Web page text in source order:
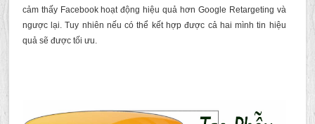
cảm thấy Facebook hoạt động hiệu quả hơn Google Retargeting và
ngược lại. Tuy nhiên nếu có thể kết hợp được cả hai mình tin hiệu
quả sẽ được tối ưu.